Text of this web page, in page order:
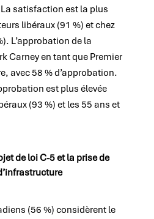
satisfaction est la plus
libéraux (91 %) et chez
L’approbation de la
Carney en tant que Premier
avec 58 % d’approbation.
est plus élevée
(93 %) et les 55 ans et
de loi C-5 et la prise de
(56 %) considèrent le